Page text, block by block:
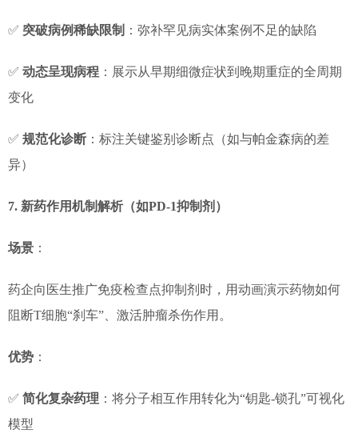
✅ 突破病例稀缺限制 ：弥补罕见病实体案例不足的缺陷
✅ 动态呈现病程 ：展示从早期细微症状到晚期重症的全周期
变化
✅ 规范化诊断 ：标注关键鉴别诊断点（如与帕金森病的差
异）
7. 新药作用机制解析（如PD-1抑制剂）
场景 ：
药企向医生推广免疫检查点抑制剂时，用动画演示药物如何
阻断T细胞“刹车”、激活肿瘤杀伤作用。
优势 ：
✅ 简化复杂药理 ：将分子相互作用转化为“钥匙-锁孔”可视化
模型